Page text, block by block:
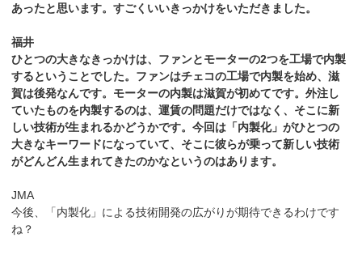
あったと思います。すごくいいきっかけをいただきました。
福井
ひとつの大きなきっかけは、ファンとモーターの2つを工場で内製
するということでした。ファンはチェコの工場で内製を始め、滋
賀は後発なんです。モーターの内製は滋賀が初めてです。外注し
ていたものを内製するのは、運賃の問題だけではなく、そこに新
しい技術が生まれるかどうかです。今回は「内製化」がひとつの
大きなキーワードになっていて、そこに彼らが乗って新しい技術
がどんどん生まれてきたのかなというのはあります。
JMA
今後、「内製化」による技術開発の広がりが期待できるわけです
ね？